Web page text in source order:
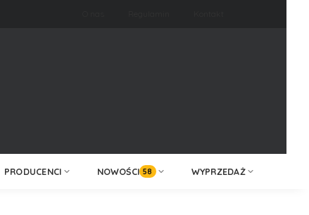
PRODUCENCI NOWOŚCI 58 WYPRZEDAŻ